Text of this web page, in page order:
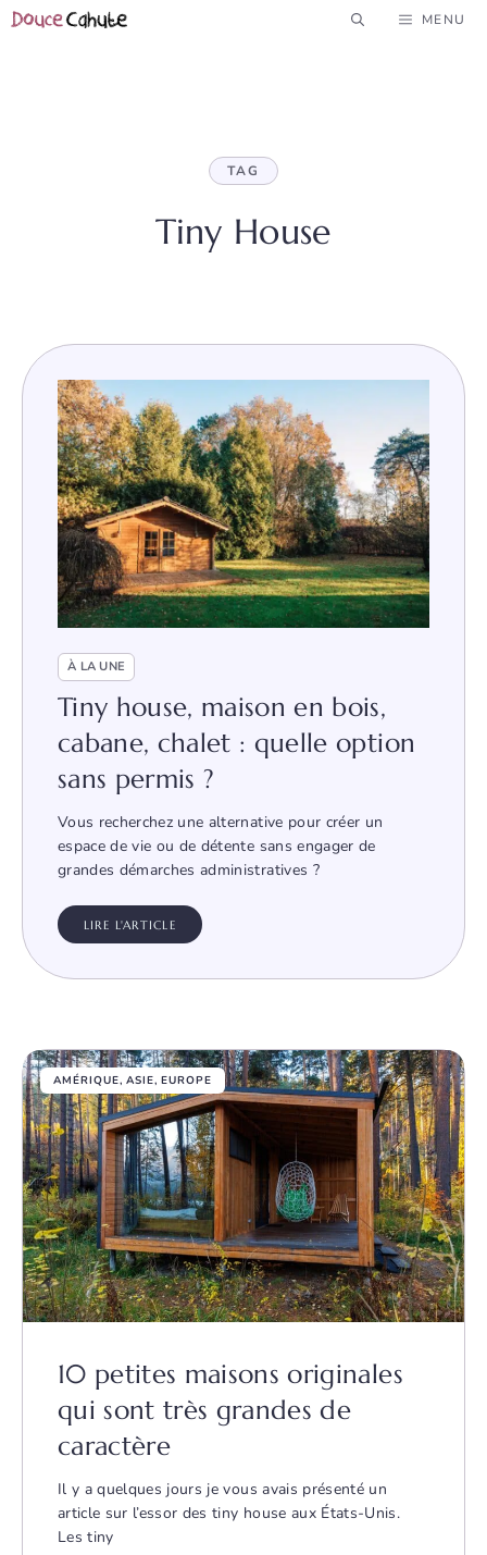
Aller
MENU
TAG
Tiny House
À LA UNE
Tiny house, maison en bois,
cabane, chalet : quelle option
sans permis ?
Vous recherchez une alternative pour créer un
espace de vie ou de détente sans engager de
grandes démarches administratives ?
LIRE L'ARTICLE
AMÉRIQUE, ASIE, EUROPE
10 petites maisons originales
qui sont très grandes de
caractère
Il y a quelques jours je vous avais présenté un
article sur l’essor des tiny house aux États-Unis.
Les tiny